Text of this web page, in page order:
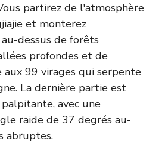
partirez de l'atmosphère
et monterez
dessus de forêts
profondes et de
99 virages qui serpente
La dernière partie est
avec une
raide de 37 degrés au-
abruptes.